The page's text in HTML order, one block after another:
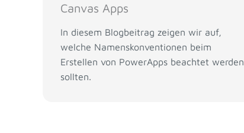
Canvas Apps
In diesem Blogbeitrag zeigen wir auf,
welche Namenskonventionen beim
Erstellen von PowerApps beachtet werden
sollten.